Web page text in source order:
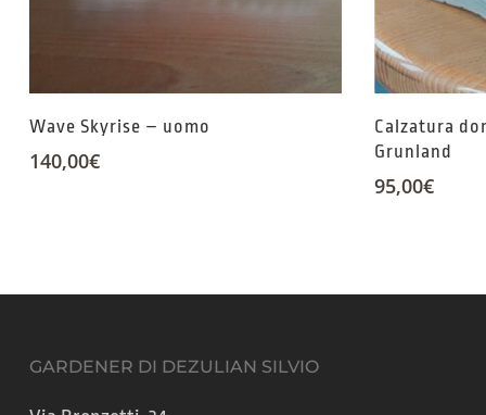
Wave Skyrise – uomo
140,00€
Calzatura
Grunland
95,00€
GARDENER DI DEZULIAN SILVIO